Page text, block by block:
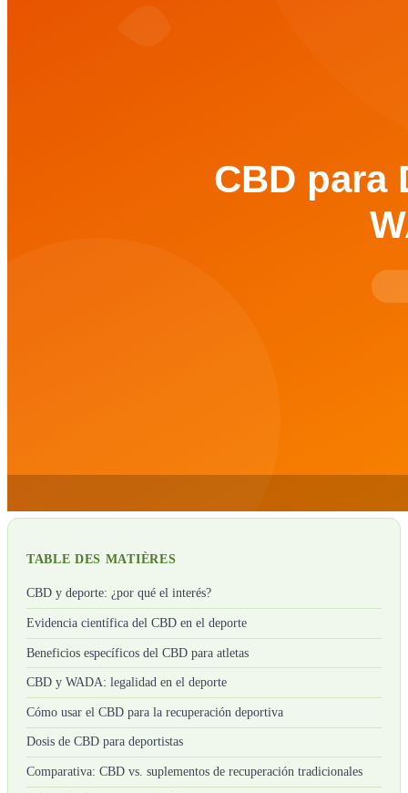
TABLE DES MATIÈRES
CBD y deporte: ¿por qué el interés?
Evidencia científica del CBD en el deporte
Beneficios específicos del CBD para atletas
CBD y WADA: legalidad en el deporte
Cómo usar el CBD para la recuperación deportiva
Dosis de CBD para deportistas
Comparativa: CBD vs. suplementos de recuperación tradicionales